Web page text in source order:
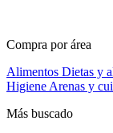
Compra por área
Alimentos Dietas y
Higiene Arenas y
Más buscado